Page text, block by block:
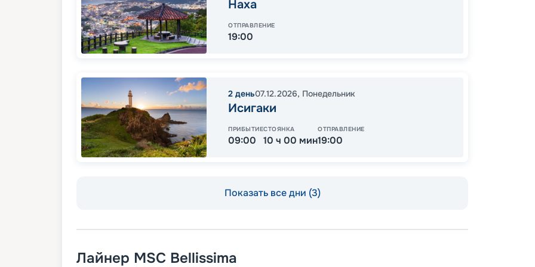
Наха
ОТПРАВЛЕНИЕ
19:00
2 день07.12.2026, Понедельник
Исигаки
ПРИБЫТИЕ
09:00
СТОЯНКА
10 ч 00 мин
ОТПРАВЛЕНИЕ
19:00
Показать все дни (3)
Лайнер MSC Bellissima